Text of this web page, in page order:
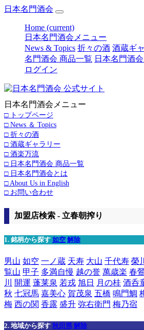
日本名門酒会
Home (current)
日本名門酒会メニュー
News & Topics 折々の酒 酒蔵ギ
名門酒会 商品一覧 日本名門酒
ログイン
日本名門酒会メニュー
□ トップページ
□ News ＆ Topics
□ 折々の酒
□ 酒蔵ギャラリー
□ 酒楽万流
□ 日本名門酒会 商品一覧
□ 日本名門酒会とは
□ About Us in English
□ お問い合わせ
加盟店検索 - 立春朝搾り
1. 銘柄から探す 如空 解除
男山 如空 一ノ蔵 天寿 大山 千代寿 榮川
覧山 甲子 多満自慢 越の誉 萬歳楽 春
川
開運 蓬莱泉 若戎 旭日 月の桂 酒呑
秋 七冠馬 嘉美心 賀茂泉 五橋 鳴門鯛
梅 西の関 香露 盛升 弥右衛門 梅乃宿
2. 地域から探す 秋田県 解除